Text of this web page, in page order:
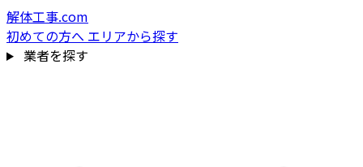
解体工事.com
初めての方へ エリアから探す
業者を探す